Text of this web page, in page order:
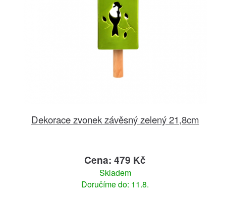
Dekorace zvonek závěsný zelený 21,8cm
Cena: 479 Kč
Skladem
Doručíme do: 11.8.